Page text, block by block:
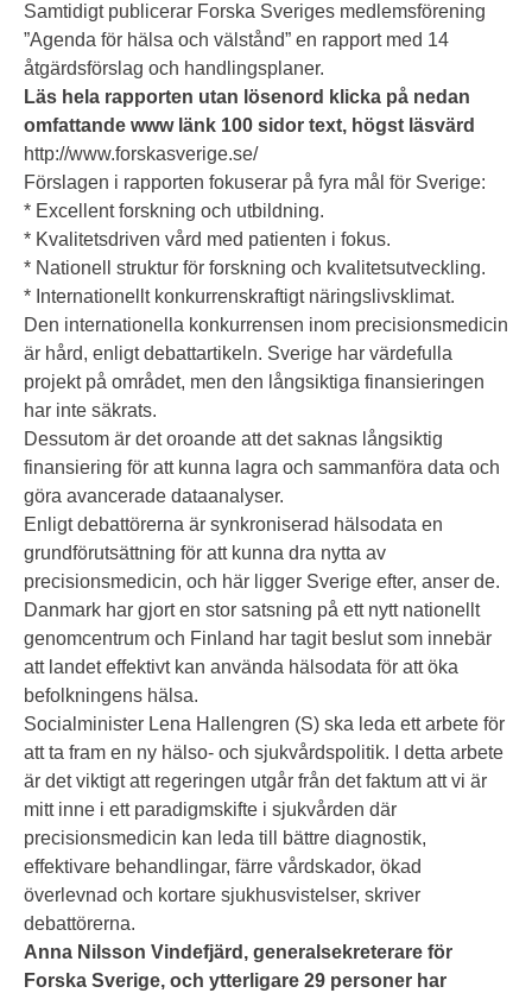
Samtidigt publicerar Forska Sveriges medlemsförening
”Agenda för hälsa och välstånd” en rapport med 14
åtgärdsförslag och handlingsplaner.
Läs hela rapporten utan lösenord klicka på nedan
omfattande www länk 100 sidor text, högst läsvärd
http://www.forskasverige.se/
Förslagen i rapporten fokuserar på fyra mål för Sverige:
* Excellent forskning och utbildning.
* Kvalitetsdriven vård med patienten i fokus.
* Nationell struktur för forskning och kvalitetsutveckling.
* Internationellt konkurrenskraftigt näringslivsklimat.
Den internationella konkurrensen inom precisionsmedicin
är hård, enligt debattartikeln. Sverige har värdefulla
projekt på området, men den långsiktiga finansieringen
har inte säkrats.
Dessutom är det oroande att det saknas långsiktig
finansiering för att kunna lagra och sammanföra data och
göra avancerade dataanalyser.
Enligt debattörerna är synkroniserad hälsodata en
grundförutsättning för att kunna dra nytta av
precisionsmedicin, och här ligger Sverige efter, anser de.
Danmark har gjort en stor satsning på ett nytt nationellt
genomcentrum och Finland har tagit beslut som innebär
att landet effektivt kan använda hälsodata för att öka
befolkningens hälsa.
Socialminister Lena Hallengren (S) ska leda ett arbete för
att ta fram en ny hälso- och sjukvårdspolitik. I detta arbete
är det viktigt att regeringen utgår från det faktum att vi är
mitt inne i ett paradigmskifte i sjukvården där
precisionsmedicin kan leda till bättre diagnostik,
effektivare behandlingar, färre vårdskador, ökad
överlevnad och kortare sjukhusvistelser, skriver
debattörerna.
Anna Nilsson Vindefjärd, generalsekreterare för
Forska Sverige, och ytterligare 29 personer har